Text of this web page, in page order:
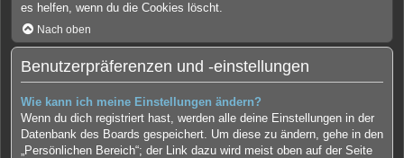
es helfen, wenn du die Cookies löscht.
Nach oben
Benutzerpräferenzen und -einstellungen
Wie kann ich meine Einstellungen ändern?
Wenn du dich registriert hast, werden alle deine Einstellungen in der
Datenbank des Boards gespeichert. Um diese zu ändern, gehe in den
„Persönlichen Bereich“; der Link dazu wird meist oben auf der Seite